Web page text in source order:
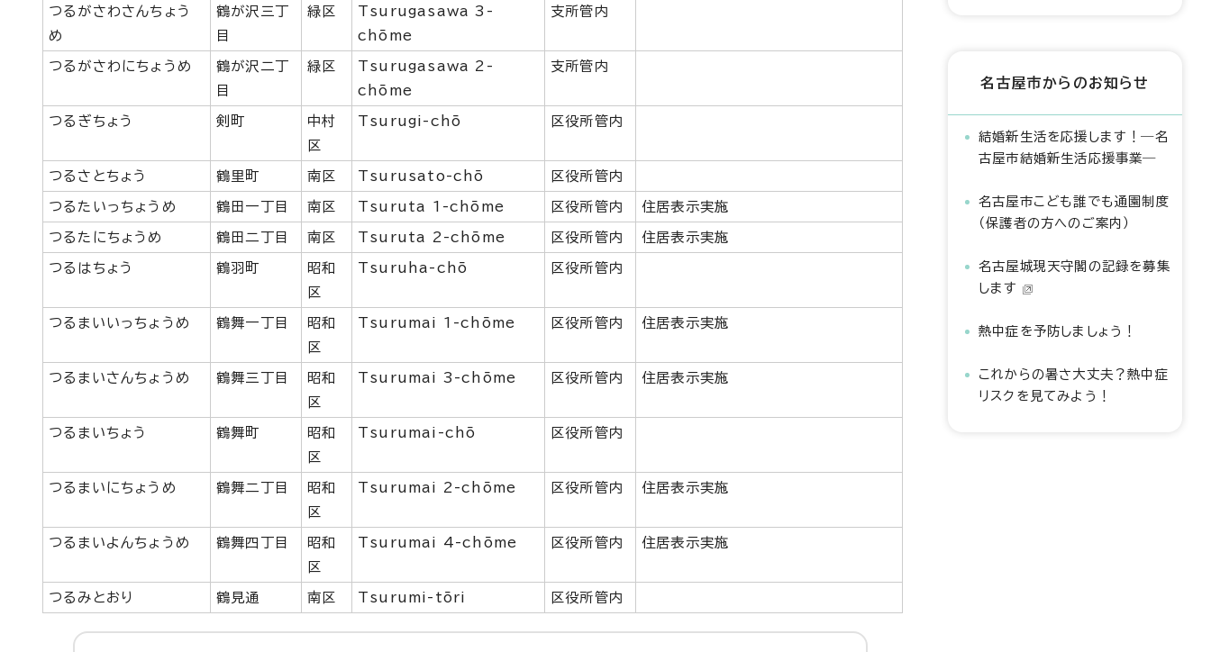
つるがさわさんちょう
め
鶴が沢三丁
目
緑区
Tsurugasawa 3-
chōme
支所管内
つるがさわにちょうめ
鶴が沢二丁
目
緑区
Tsurugasawa 2-
chōme
支所管内
つるぎちょう 剣町
中村
区
Tsurugi-chō 区役所管内
つるさとちょう 鶴里町 南区 Tsurusato-chō 区役所管内
つるたいっちょうめ 鶴田一丁目 南区 Tsuruta 1-chōme 区役所管内 住居表示実施
つるたにちょうめ 鶴田二丁目 南区 Tsuruta 2-chōme 区役所管内 住居表示実施
つるはちょう 鶴羽町
昭和
区
Tsuruha-chō 区役所管内
つるまいいっちょうめ 鶴舞一丁目
昭和
区
Tsurumai 1-chōme 区役所管内 住居表示実施
つるまいさんちょうめ 鶴舞三丁目
昭和
区
Tsurumai 3-chōme 区役所管内 住居表示実施
つるまいちょう 鶴舞町
昭和
区
Tsurumai-chō 区役所管内
つるまいにちょうめ 鶴舞二丁目
昭和
区
Tsurumai 2-chōme 区役所管内 住居表示実施
つるまいよんちょうめ 鶴舞四丁目
昭和
区
Tsurumai 4-chōme 区役所管内 住居表示実施
つるみとおり 鶴見通 南区 Tsurumi-tōri 区役所管内
名古屋市からのお知らせ
結婚新生活を応援します！―名
古屋市結婚新生活応援事業―
名古屋市こども誰でも通園制度
（保護者の方へのご案内）
名古屋城現天守閣の記録を募集
します
熱中症を予防しましょう！
これからの暑さ大丈夫？熱中症
リスクを見てみよう！